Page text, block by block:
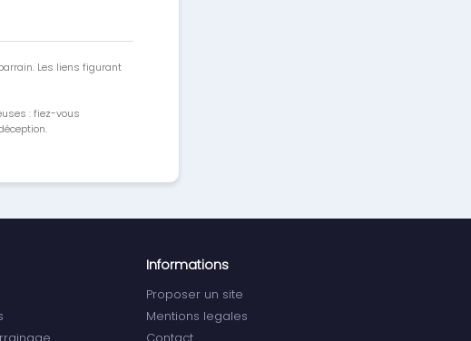
Les liens figurant
: fiez-vous
Informations
Proposer un site
Mentions legales